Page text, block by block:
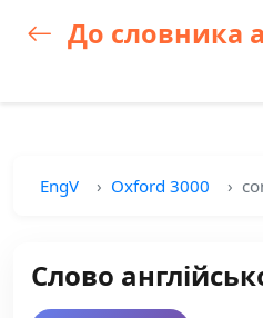
До словника
EngV Oxford 3000
Слово